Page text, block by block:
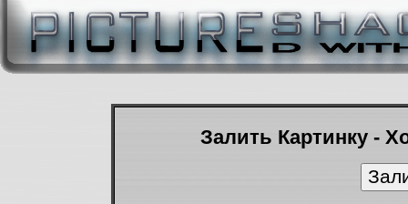
Залить Картинку -